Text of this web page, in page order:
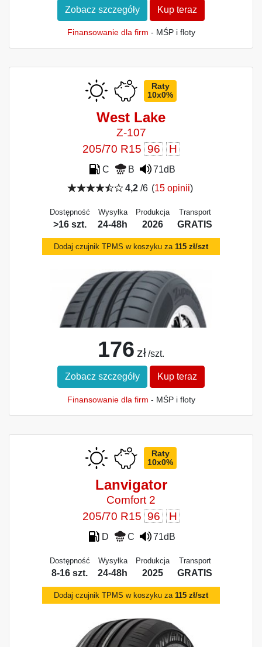
Zobacz szczegóły Kup teraz
Finansowanie dla firm - MŚP i floty
Raty
10x0%
West Lake
Z-107
205/70 R15 96 H
C B
71dB
4,2/6 (15 opinii)
Dostępność
>16 szt.
Wysyłka
24-48h
Produkcja
2026
Transport
GRATIS
Dodaj czujnik TPMS w koszyku za 115 zł/szt
176 zł /szt.
Zobacz szczegóły Kup teraz
Finansowanie dla firm - MŚP i floty
Raty
10x0%
Lanvigator
Comfort 2
205/70 R15 96 H
D C 71dB
Dostępność
8-16 szt.
Wysyłka
24-48h
Produkcja
2025
Transport
GRATIS
Dodaj czujnik TPMS w koszyku za 115 zł/szt